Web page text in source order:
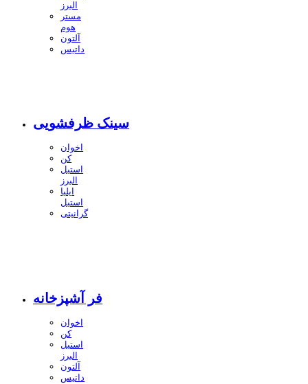
البرز
مستر
هوم
آلتون
داتیس
سینک ظرفشویی
اخوان
کن
استیل
البرز
ایلیا
استیل
گرانیتی
فر آشپزخانه
اخوان
کن
استیل
البرز
آلتون
داتیس